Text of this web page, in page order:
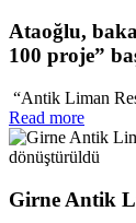
Ataoğlu,
100 proje”
“Antik Liman
Read more
Girne Antik